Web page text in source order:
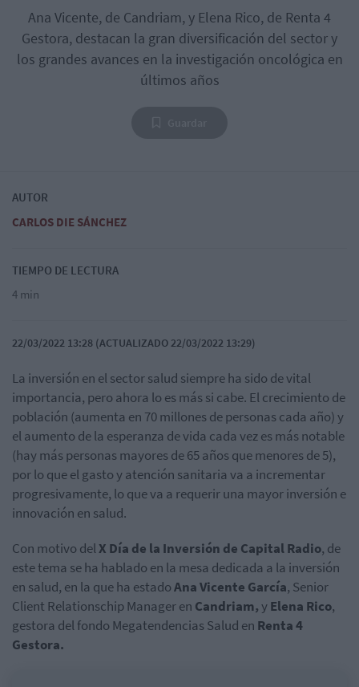
Ana Vicente, de Candriam, y Elena Rico, de Renta 4
Gestora, destacan la gran diversificación del sector y
los grandes avances en la investigación oncológica en
últimos años
AUTOR
CARLOS DIE SÁNCHEZ
TIEMPO DE LECTURA
4 min
22/03/2022 13:28 (ACTUALIZADO 22/03/2022 13:29)
La inversión en el sector salud siempre ha sido de vital
importancia, pero ahora lo es más si cabe. El crecimiento de
población (aumenta en 70 millones de personas cada año) y
el aumento de la esperanza de vida cada vez es más notable
(hay más personas mayores de 65 años que menores de 5),
por lo que el gasto y atención sanitaria va a incrementar
progresivamente, lo que va a requerir una mayor inversión e
innovación en salud.
Con motivo delX Día de la Inversión de Capital Radio, de
este tema se ha hablado en la mesa dedicada a la inversión
en salud, en la que ha estadoAna Vicente García, Senior
Client Relationschip Manager en Candriam,yElena Rico,
gestora del fondo Megatendencias Salud en Renta 4
Gestora.